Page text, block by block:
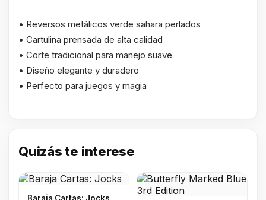
• Reversos metálicos verde sahara perlados
• Cartulina prensada de alta calidad
• Corte tradicional para manejo suave
• Diseño elegante y duradero
• Perfecto para juegos y magia
Quizás te interese